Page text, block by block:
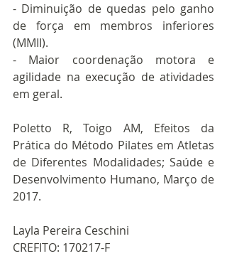
- Diminuição de quedas pelo ganho
de força em membros inferiores
(MMII).
- Maior coordenação motora e
agilidade na execução de atividades
em geral.
Poletto R, Toigo AM, Efeitos da
Prática do Método Pilates em Atletas
de Diferentes Modalidades; Saúde e
Desenvolvimento Humano, Março de
2017.
Layla Pereira Ceschini
CREFITO: 170217-F